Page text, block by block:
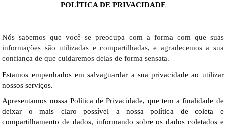
POLÍTICA DE PRIVACIDADE
Nós sabemos que você se preocupa com a forma com que suas
informações são utilizadas e compartilhadas, e agradecemos a sua
confiança de que cuidaremos delas de forma sensata.
Estamos empenhados em salvaguardar a sua privacidade ao utilizar
nossos serviços.
Apresentamos nossa Política de Privacidade, que tem a finalidade de
deixar o mais claro possível a nossa política de coleta e
compartilhamento de dados, informando sobre os dados coletados e